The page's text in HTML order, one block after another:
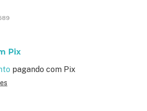
Pix
pagando com Pix